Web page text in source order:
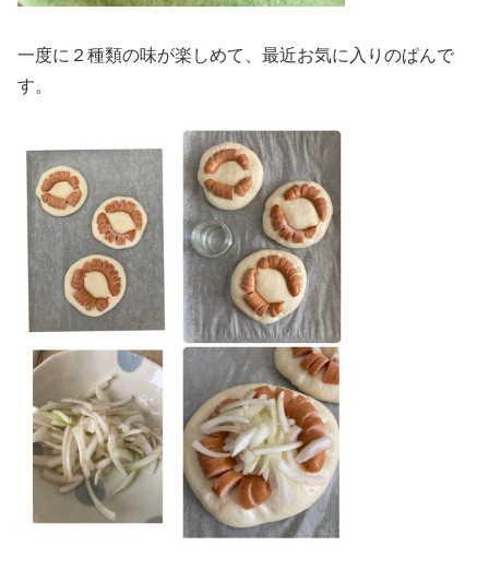
一度に２種類の味が楽しめて、最近お気に入りのぱんで
す。